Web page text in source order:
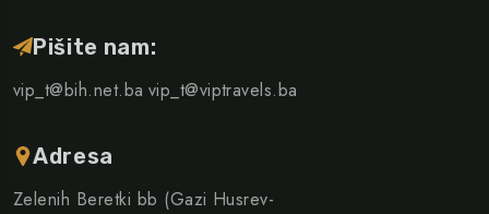
Pišite nam:
vip_t@bih.net.ba vip_t@viptravels.ba
Adresa
Zelenih Beretki bb (Gazi Husrev-